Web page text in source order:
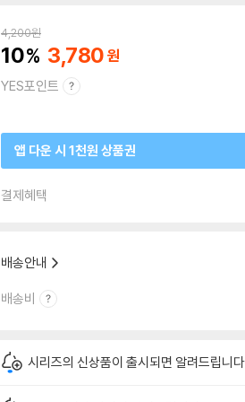
4,200원
10 3,780
YES포인트
앱 다운 시 1천원 상품권
결제혜택
배송안내
배송비
시리즈의 신상품이 출시되면 알려드립니